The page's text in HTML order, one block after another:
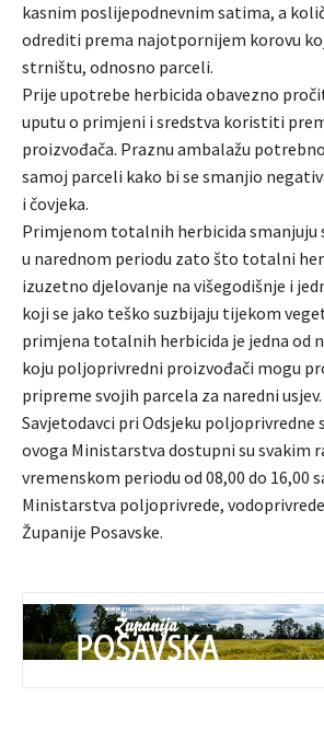
kasnim poslijepodnevnim satima, a
odrediti prema najotpornijem korovu
strništu, odnosno parceli.
Prije upotrebe herbicida obavezno
uputu o primjeni i sredstva koristiti
proizvođača. Praznu ambalažu
samoj parceli kako bi se smanjio
i čovjeka.
Primjenom totalnih herbicida smanjuju
u narednom periodu zato što totalni
izuzetno djelovanje na višegodišnje i
koji se jako teško suzbijaju tijekom
primjena totalnih herbicida je jedna od
koju poljoprivredni proizvođači mogu
pripreme svojih parcela za naredni usjev.
Savjetodavci pri Odsjeku poljoprivredne
ovoga Ministarstva dostupni su svakim
vremenskom periodu od 08,00 do 16,00
Ministarstva poljoprivrede,
Županije Posavske.